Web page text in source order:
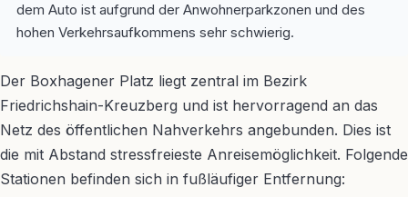
dem Auto ist aufgrund der Anwohnerparkzonen und des
hohen Verkehrsaufkommens sehr schwierig.
Der Boxhagener Platz liegt zentral im Bezirk
Friedrichshain-Kreuzberg und ist hervorragend an das
Netz des öffentlichen Nahverkehrs angebunden. Dies ist
die mit Abstand stressfreieste Anreisemöglichkeit. Folgende
Stationen befinden sich in fußläufiger Entfernung: